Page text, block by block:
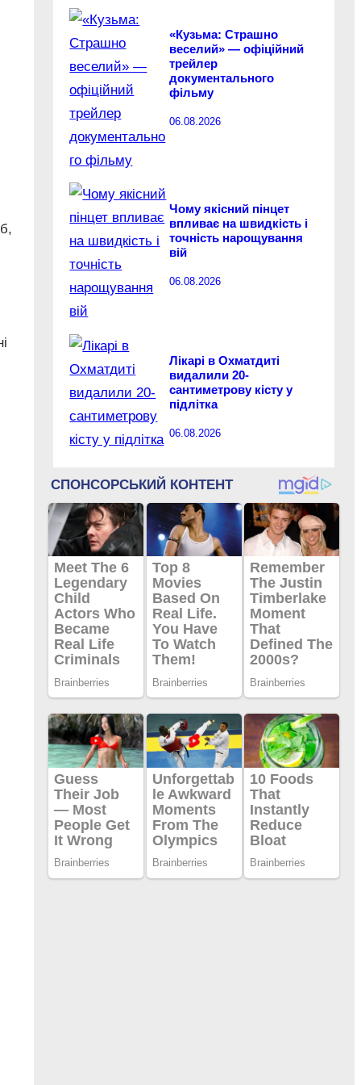
«Кузьма: Страшно
веселий» — офіційний
трейлер
документального
фільму
06.08.2026
Чому якісний пінцет
впливає на швидкість і
точність нарощування
вій
06.08.2026
Лікарі в Охматдиті
видалили 20-
сантиметрову кісту у
підлітка
06.08.2026